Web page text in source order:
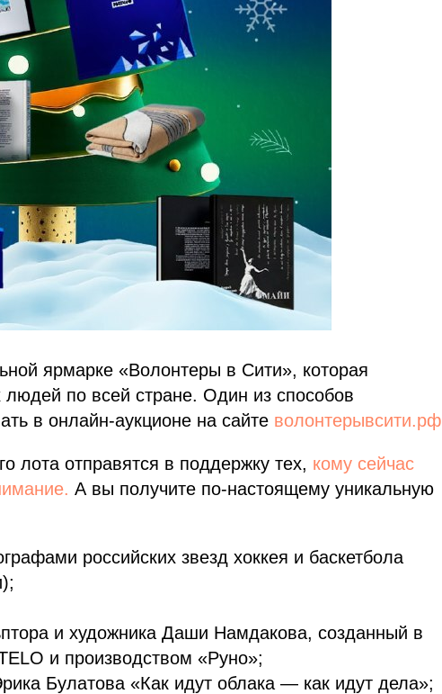
ярмарке «Волонтеры в Сити», которая
по всей стране. Один из способов
в онлайн-аукционе на сайте волонтерывсити.рф
лота отправятся в поддержку тех, кому сейчас
А вы получите по-настоящему уникальную
российских звезд хоккея и баскетбола
и художника Даши Намдакова, созданный в
и производством «Руно»;
Булатова «Как идут облака — как идут дела»;